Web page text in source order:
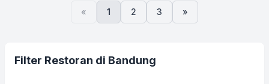
« 1 2 3 »
Filter Restoran di Bandung